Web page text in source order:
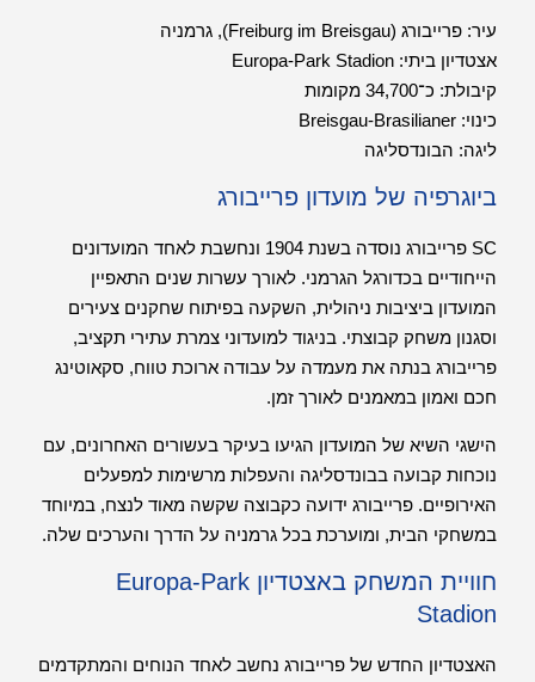
עיר: פרייבורג (Freiburg im Breisgau), גרמניה
אצטדיון ביתי: Europa-Park Stadion
קיבולת: כ־34,700 מקומות
כינוי: Breisgau-Brasilianer
ליגה: הבונדסליגה
ביוגרפיה של מועדון פרייבורג
SC פרייבורג נוסדה בשנת 1904 ונחשבת לאחד המועדונים
הייחודיים בכדורגל הגרמני. לאורך עשרות שנים התאפיין
המועדון ביציבות ניהולית, השקעה בפיתוח שחקנים צעירים
וסגנון משחק קבוצתי. בניגוד למועדוני צמרת עתירי תקציב,
פרייבורג בנתה את מעמדה על עבודה ארוכת טווח, סקאוטינג
חכם ואמון במאמנים לאורך זמן.
הישגי השיא של המועדון הגיעו בעיקר בעשורים האחרונים, עם
נוכחות קבועה בבונדסליגה והעפלות מרשימות למפעלים
האירופיים. פרייבורג ידועה כקבוצה שקשה מאוד לנצח, במיוחד
במשחקי הבית, ומוערכת בכל גרמניה על הדרך והערכים שלה.
חוויית המשחק באצטדיון Europa-Park
Stadion
האצטדיון החדש של פרייבורג נחשב לאחד הנוחים והמתקדמים